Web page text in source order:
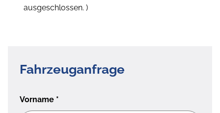
ausgeschlossen. )
Fahrzeuganfrage
Vorname *